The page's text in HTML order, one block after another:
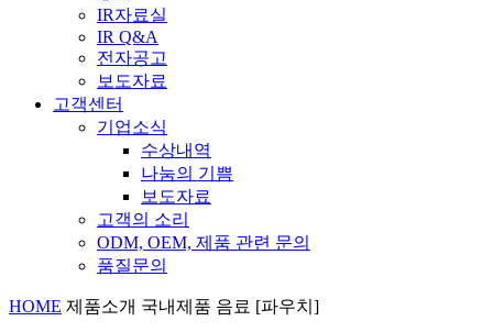
IR자료실
IR Q&A
전자공고
보도자료
고객센터
기업소식
수상내역
나눔의 기쁨
보도자료
고객의 소리
ODM, OEM, 제품 관련 문의
품질문의
HOME 제품소개 국내제품 음료 [파우치]